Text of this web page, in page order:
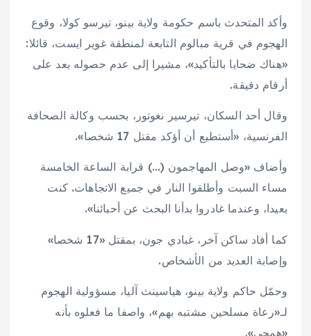
وأكد المتحدث باسم حكومة ولاية بينو، تيرسو كولا، وقوع
الهجوم في قرية مبالوم التابعة لمنطقة غوير ايست، قائلا:
«هناك ضحايا بالتأكيد»، مشيرا إلى عدم حصوله بعد على
أرقام دقيقة.
وقال أحد السكان، تيرسير نغوتور، بحسب وكالة الصحافة
الفرنسية، «أستطيع أن أؤكد مقتل 17 شخصا».
وأضاف «وصل المهاجمون (…) قرابة الساعة الخامسة
مساء السبت وأطلقوا النار في جميع الاتجاهات. كنت
بعيدا، وعندما غادروا بدأنا البحث عن أحبائنا».
كما أفاد ساكن آخر، غبادي جون، بمقتل «17 شخصا»
وإصابة العديد من الأشخاص.
وحمّل حاكم ولاية بينو، هياسينث آليا، مسؤولية الهجوم
لـ«رعاة مسلحين مشتبه بهم»، واصفا ما فعلوه بأنه
«همجي».